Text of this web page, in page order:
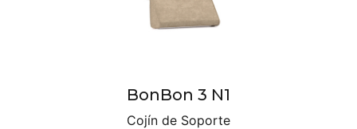
BonBon 3 N1
Cojín de Soporte